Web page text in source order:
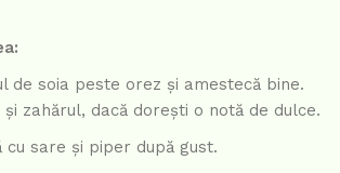
de soia peste orez și amestecă bine.
și zahărul, dacă dorești o notă de dulce.
cu sare și piper după gust.